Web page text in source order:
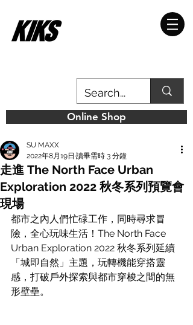
Online Shop
走進 The North Face Urban
Exploration 2022 秋冬系列預覽會
現場
SU MAXX
2022年8月19日 讀畢需時 3 分鐘
都市之內人們忙碌工作，同時尋求冒
險，全心玩味生活！The North Face
Urban Exploration 2022 秋冬系列延續
「城即自然」主題，玩轉機能穿搭靈
感，打破戶外探索與都市穿梭之間的無
形壁壘。